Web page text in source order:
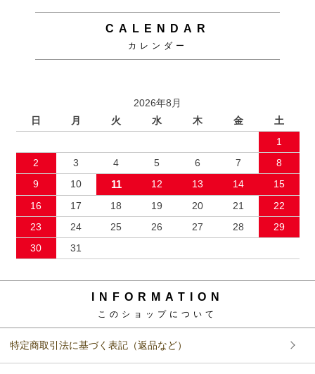
CALENDAR
カレンダー
2026年8月
日
月 火 水 木 金
土
1
2
3 4 5 6 7
8
9
10 11 12 13 14
15
16
17 18 19 20 21
22
23
24 25 26 27 28
29
30
31
INFORMATION
このショップについて
特定商取引法に基づく表記（返品など）